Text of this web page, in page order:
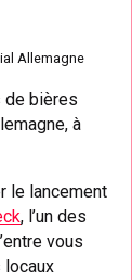
Allemagne
de bières
à
le lancement
, l’un des
vous
locaux